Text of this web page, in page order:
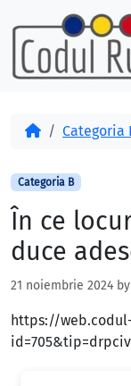
Skip to content
Skip to footer
AcasăCategoria
Categoria B
În ce
duce
21 noiembrie 2024 by
https://